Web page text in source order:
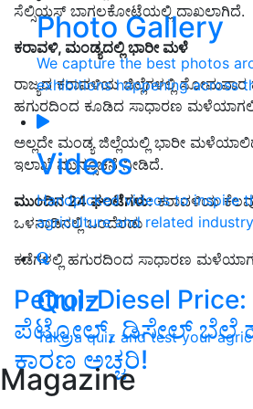
Photo Gallery
We capture the best photos
exhibitions happening across
Videos
Handpicked videos to inspire
agriculture and related industry
Quiz
Take a quiz and test your
Magazine
ಸೆಲ್ಸಿಯಸ್‌ ಬಾಗಲಕೋಟೆಯಲ್ಲಿ ದಾಖಲಾಗಿದೆ.
ಕರಾವಳಿ, ಮಂಡ್ಯದಲ್ಲಿ ಭಾರೀ ಮಳೆ
ರಾಜ್ಯದ ಕರಾವಳಿಯ ಜಿಲ್ಲೆಗಳಲ್ಲಿ
ಹಗುರದಿಂದ ಕೂಡಿದ ಸಾಧಾರಣ
ಅಲ್ಲದೇ ಮಂಡ್ಯ ಜಿಲ್ಲೆಯಲ್ಲಿ ಭಾರೀ
ಇಲಾಖೆ ಮುನ್ಸೂಚನೆ ನೀಡಿದೆ.
ಮುಂದಿನ 24 ಘಂಟೆಗಳು:ಕರಾವಳಿಯ ಕೆಲವು
ಒಳನಾಡಿನಲ್ಲಿ ಒಂದೆರಡು
ಕಡೆಗಳಲ್ಲಿ ಹಗುರದಿಂದ ಸಾಧಾರಣ
Petrol-Diesel
ಪೆಟ್ರೋಲ್‌, ಡಿಸೇಲ್‌ ಬೆಲೆ
ಕಾರಣ ಅಚ್ಚರಿ!